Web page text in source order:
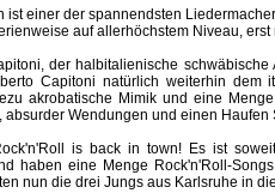
ist einer der spannendsten
auf allerhöchstem Niveau,
der halbitalienische
Capitoni natürlich weiterhin
akrobatische Mimik und eine
Wendungen und einen Haufen
is back in town! Es ist
haben eine Menge Rock'n'Roll-
nun die drei Jungs aus Karlsruhe in